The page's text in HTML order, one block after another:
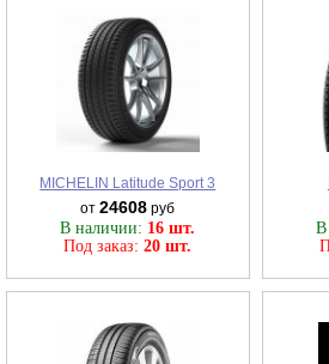
MICHELIN Latitude Sport 3
от24608 руб
В наличии: 16 шт.
Под заказ:20 шт.
В